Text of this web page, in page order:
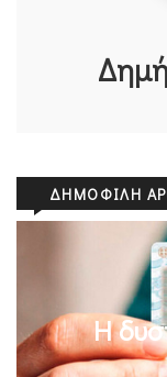
ΔΗΜΟΦΙΛΉ
Η